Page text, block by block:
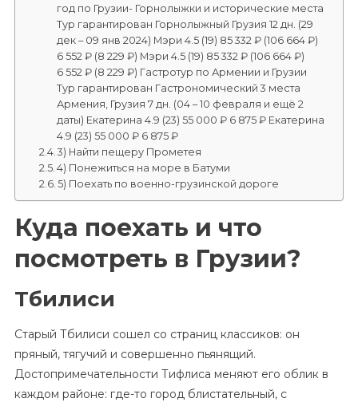
год по Грузии- Горнолыжки и исторические места
Тур гарантирован Горнолыжный Грузия 12 дн. (29
дек – 09 янв 2024) Мэри 4.5 (19) 85 332 ₽ (106 664 ₽)
6 552 ₽ (8 229 ₽) Мэри 4.5 (19) 85 332 ₽ (106 664 ₽)
6 552 ₽ (8 229 ₽) Гастротур по Армении и Грузии
Тур гарантирован Гастрономический 3 места
Армения, Грузия 7 дн. (04 – 10 февраля и ещё 2
даты) Екатерина 4.9 (23) 55 000 ₽ 6 875 ₽ Екатерина
4.9 (23) 55 000 ₽ 6 875 ₽
3) Найти пещеру Прометея
4) Понежиться на море в Батуми
5) Поехать по военно-грузинской дороге
Куда поехать и что
посмотреть в Грузии?
Тбилиси
Старый Тбилиси сошел со страниц классиков: он
пряный, тягучий и совершенно пьянящий.
Достопримечательности Тифлиса меняют его облик в
каждом районе: где-то город блистательный, с